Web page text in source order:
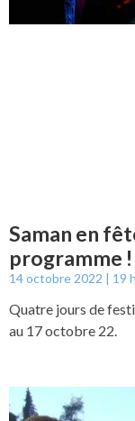
Saman en
programme !
14 octobre 2022 19
Quatre jours de
au 17 octobre 22.